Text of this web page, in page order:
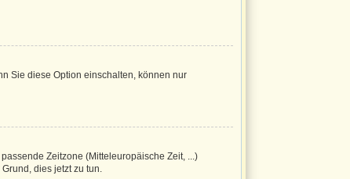
Sie diese Option einschalten, können nur
Zeitzone (Mitteleuropäische Zeit, ...)
dies jetzt zu tun.